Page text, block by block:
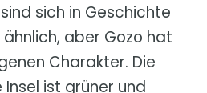
sich in Geschichte
ähnlich, aber Gozo hat
Charakter. Die
ist grüner und